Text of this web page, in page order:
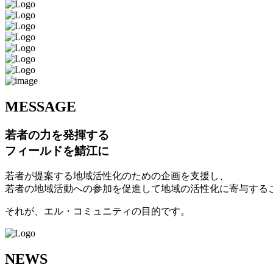
MESSAGE
若者の力を発揮する
フィールドを鯖江に
若者が提案する地域活性化のための企画を支援し、
若者の地域活動への参加を促進して地域の活性化に寄与する
それが、エル・コミュニティの目的です。
NEWS